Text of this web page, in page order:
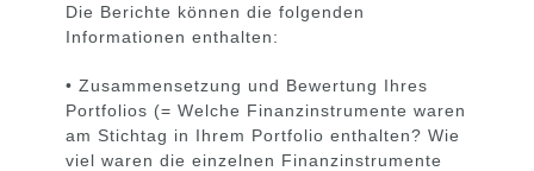
Die Berichte können die folgenden
Informationen enthalten:
• Zusammensetzung und Bewertung Ihres
Portfolios (= Welche Finanzinstrumente waren
am Stichtag in Ihrem Portfolio enthalten? Wie
viel waren die einzelnen Finanzinstrumente